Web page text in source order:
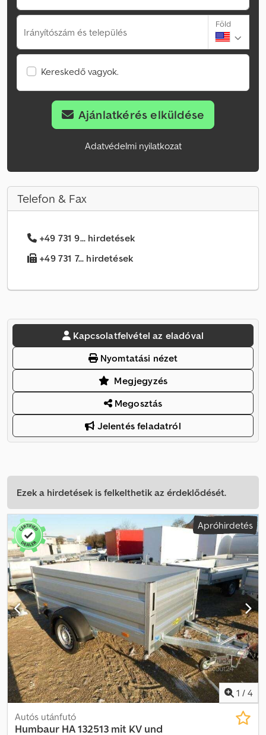
Irányítószám és település
Föld
Kereskedő vagyok.
Ajánlatkérés elküldése
Adatvédelmi nyilatkozat
Telefon & Fax
+49 731 9... hirdetések
+49 731 7... hirdetések
Kapcsolatfelvétel az eladóval
Nyomtatási nézet
Megjegyzés
Megosztás
Jelentés feladatról
Ezek a hirdetések is felkelthetik az érdeklődését.
Apróhirdetés
1 / 4
Autós utánfutó
Humbaur HA 132513 mit KV und